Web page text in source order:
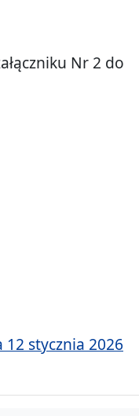
Nr 2 do
12 stycznia 2026